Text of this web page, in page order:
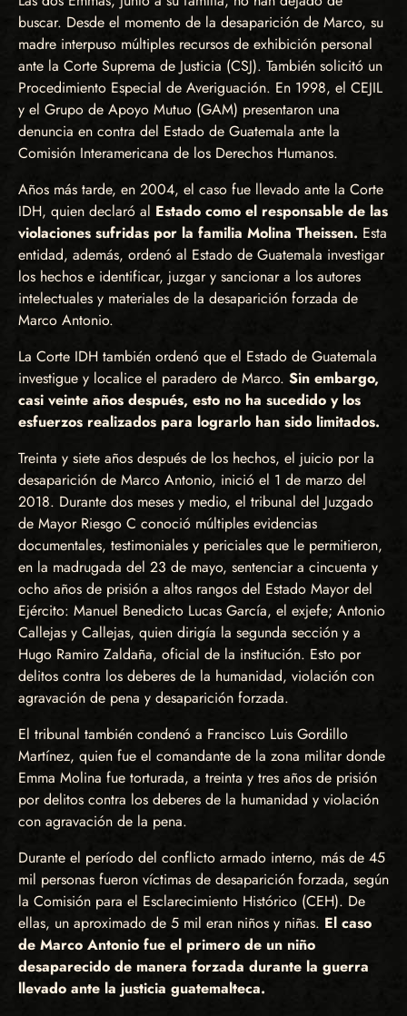
buscar. Desde el momento de la desaparición de Marco, su
madre interpuso múltiples recursos de exhibición personal
ante la Corte Suprema de Justicia (CSJ). También solicitó un
Procedimiento Especial de Averiguación. En 1998, el CEJIL
y el Grupo de Apoyo Mutuo (GAM) presentaron una
denuncia en contra del Estado de Guatemala ante la
Comisión Interamericana de los Derechos Humanos.
Años más tarde, en 2004, el caso fue llevado ante la Corte
IDH, quien declaró al Estado como el responsable de las
violaciones sufridas por la familia Molina Theissen. Esta
entidad, además, ordenó al Estado de Guatemala investigar
los hechos e identificar, juzgar y sancionar a los autores
intelectuales y materiales de la desaparición forzada de
Marco Antonio.
La Corte IDH también ordenó que el Estado de Guatemala
investigue y localice el paradero de Marco. Sin embargo,
casi veinte años después, esto no ha sucedido y los
esfuerzos realizados para lograrlo han sido limitados.
Treinta y siete años después de los hechos, el juicio por la
desaparición de Marco Antonio, inició el 1 de marzo del
2018. Durante dos meses y medio, el tribunal del Juzgado
de Mayor Riesgo C conoció múltiples evidencias
documentales, testimoniales y periciales que le permitieron,
en la madrugada del 23 de mayo, sentenciar a cincuenta y
ocho años de prisión a altos rangos del Estado Mayor del
Ejército: Manuel Benedicto Lucas García, el exjefe; Antonio
Callejas y Callejas, quien dirigía la segunda sección y a
Hugo Ramiro Zaldaña, oficial de la institución. Esto por
delitos contra los deberes de la humanidad, violación con
agravación de pena y desaparición forzada.
El tribunal también condenó a Francisco Luis Gordillo
Martínez, quien fue el comandante de la zona militar donde
Emma Molina fue torturada, a treinta y tres años de prisión
por delitos contra los deberes de la humanidad y violación
con agravación de la pena.
Durante el período del conflicto armado interno, más de 45
mil personas fueron víctimas de desaparición forzada, según
la Comisión para el Esclarecimiento Histórico (CEH). De
ellas, un aproximado de 5 mil eran niños y niñas. El caso
de Marco Antonio fue el primero de un niño
desaparecido de manera forzada durante la guerra
llevado ante la justicia guatemalteca.